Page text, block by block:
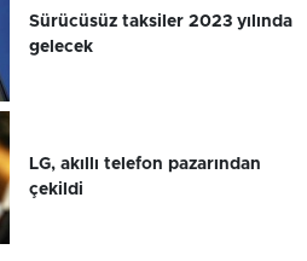
Sürücüsüz taksiler 2023 yılında
gelecek
LG, akıllı telefon pazarından
çekildi